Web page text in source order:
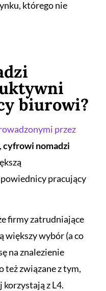
którego nie
biurowi?
przez
,cyfrowi nomadzi
pracujący
firmy zatrudniające
większy wybór (a co
na znalezienie
też związane z tym,
korzystają z L4.